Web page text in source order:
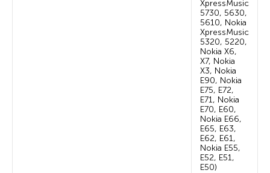
XpressMusic
5730, 5630,
5610, Nokia
XpressMusic
5320, 5220,
Nokia X6,
X7, Nokia
X3, Nokia
E90, Nokia
E75, E72,
E71, Nokia
E70, E60,
Nokia E66,
E65, E63,
E62, E61,
Nokia E55,
E52, E51,
E50)